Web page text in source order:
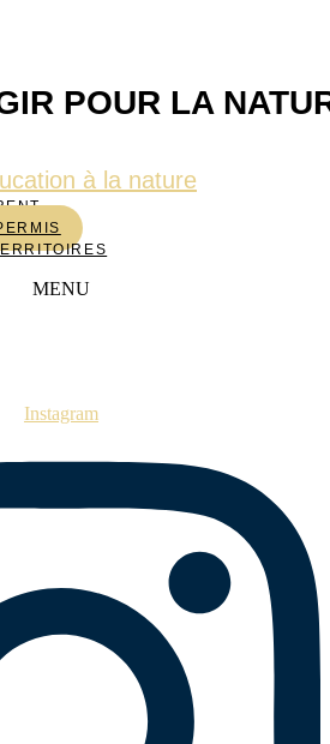
POUR LA
à la nature
MENU
Instagram